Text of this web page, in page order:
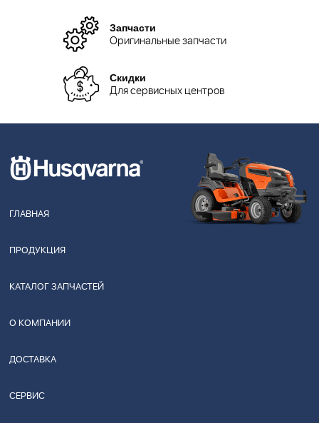
Запчасти
Оригинальные запчасти
Скидки
Для сервисных центров
ГЛАВНАЯ
ПРОДУКЦИЯ
КАТАЛОГ ЗАПЧАСТЕЙ
О КОМПАНИИ
ДОСТАВКА
СЕРВИС